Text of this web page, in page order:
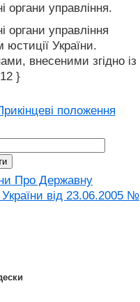
органи управління.
органи управління
України.
внесеними згідно із
}
положення
Про Державну
від 23.06.2005 №